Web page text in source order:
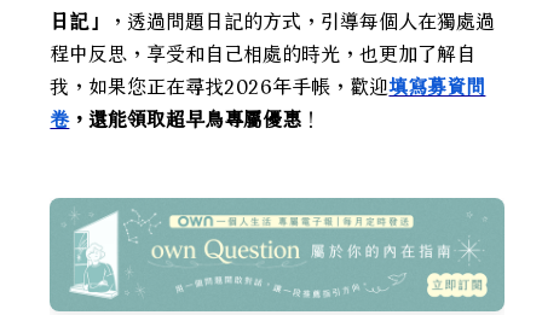
日記」
，透過問題日記的方式，引導每個人在獨處過
程中反思，享受和自己相處的時光，也更加了解自
我，如果您正在尋找2026年手帳，歡迎填寫募資問
卷，還能領取超早鳥專屬優惠 ！